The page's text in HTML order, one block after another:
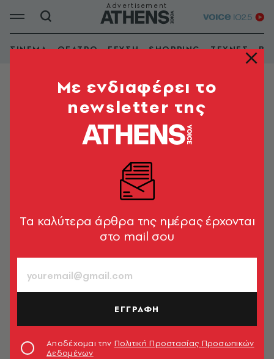
ΣΙΝΕΜΑ ΘΕΑΤΡΟ ΓΕΥΣΗ SHOPPING ΤΕΧΝΕΣ
ΜΟΥΣΙΚΕΣ ΣΚΗΝΕΣ
Εμφάνιση φίλτρων
Mε ενδιαφέρει το
newsletter της
Tα καλύτερα άρθρα της ημέρας έρχονται
στο mail σου
ΕΓΓΡΑΦΗ
Αποδέχομαι την Πολιτική Προστασίας Προσωπικών
Δεδομένων